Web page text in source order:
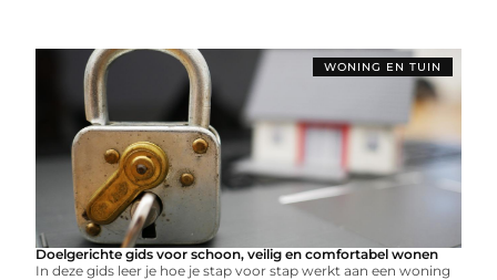
WONING EN TUIN
Doelgerichte gids voor schoon, veilig en comfortabel wonen
In deze gids leer je hoe je stap voor stap werkt aan een woning